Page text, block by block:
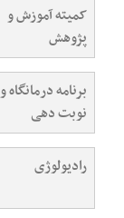
کمیته آموزش و
پژوهش
برنامه درمانگاه و
نوبت دهی
رادیولوژی